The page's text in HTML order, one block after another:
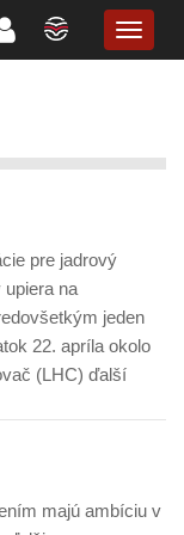
pre jadrový
na
jeden
22. apríla okolo
(LHC) ďalší
majú ambíciu v